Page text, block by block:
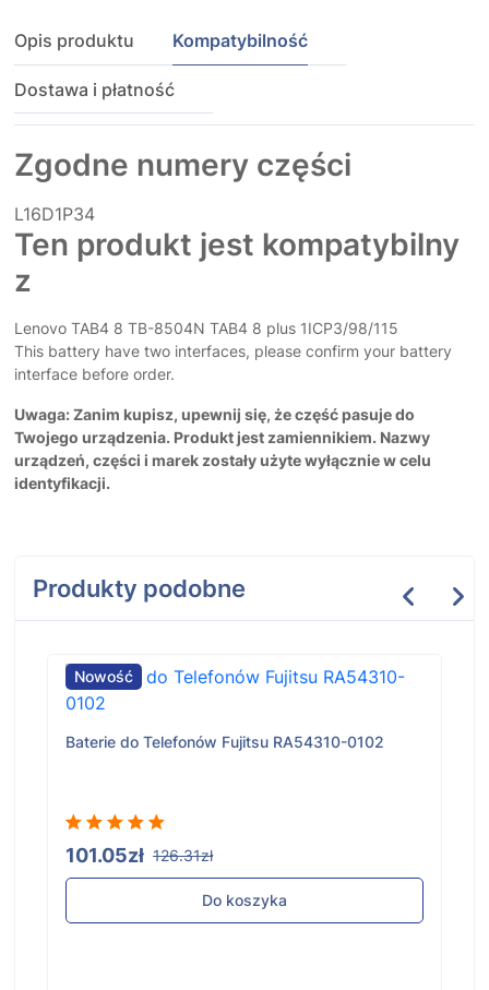
Opis produktu Kompatybilność
Dostawa i płatność
Zgodne numery części
L16D1P34
Ten produkt jest kompatybilny
z
Lenovo TAB4 8 TB-8504N TAB4 8 plus 1ICP3/98/115
This battery have two interfaces, please confirm your battery
interface before order.
Uwaga: Zanim kupisz, upewnij się, że część pasuje do
Twojego urządzenia. Produkt jest zamiennikiem. Nazwy
urządzeń, części i marek zostały użyte wyłącznie w celu
identyfikacji.
Produkty podobne
Nowość
Baterie do Telefonów Fujitsu RA54310-0102
101.05zł 126.31zł
Do koszyka